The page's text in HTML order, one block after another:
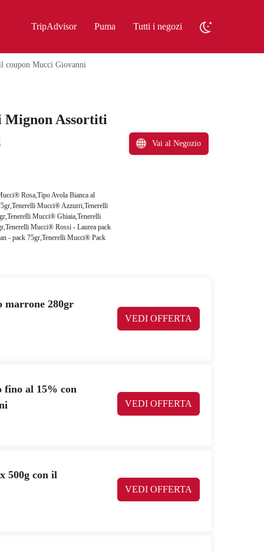
TripAdvisor Puma Tutti i negozi
coupon Mucci Giovanni
Mignon Assortiti
Rosa,Tipo Avola Bianca al
Mucci® Azzurri,Tenerelli
Mucci® Ghiaia,Tenerelli
Mucci® Rossi - Laurea pack
- pack 75gr,Tenerelli Mucci® Pack
Vai al Negozio
marrone 280gr
VEDI OFFERTA
fino al 15% con
VEDI OFFERTA
500g con il
VEDI OFFERTA